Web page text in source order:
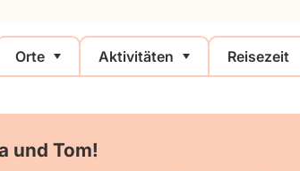
Orte Aktivitäten Reisezeit
und Tom!